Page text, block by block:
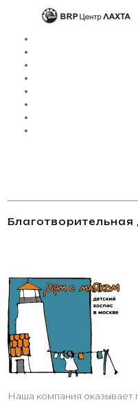
Благотворительная
Наша компания